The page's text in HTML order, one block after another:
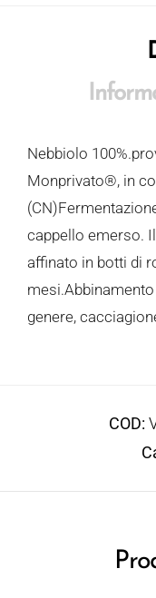
Nebbiolo
Monprivato®, in
cappello emerso.
affinato in botti di
genere,
COD: